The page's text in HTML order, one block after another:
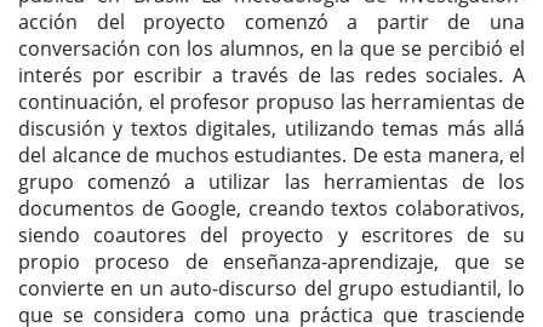
acción del proyecto comenzó a partir de una
conversación con los alumnos, en la que se percibió el
interés por escribir a través de las redes sociales. A
continuación, el profesor propuso las herramientas de
discusión y textos digitales, utilizando temas más allá
del alcance de muchos estudiantes. De esta manera, el
grupo comenzó a utilizar las herramientas de los
documentos de Google, creando textos colaborativos,
siendo coautores del proyecto y escritores de su
propio proceso de enseñanza-aprendizaje, que se
convierte en un auto-discurso del grupo estudiantil, lo
que se considera como una práctica que trasciende